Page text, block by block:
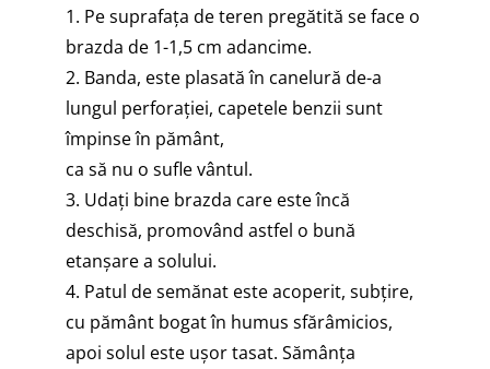
1. Pe suprafaţa de teren pregătită se face o
brazda de 1-1,5 cm adancime.
2. Banda, este plasată în canelură de-a
lungul perforației, capetele benzii sunt
împinse în pământ,
ca să nu o sufle vântul.
3. Udați bine brazda care este încă
deschisă, promovând astfel o bună
etanșare a solului.
4. Patul de semănat este acoperit, subțire,
cu pământ bogat în humus sfărâmicios,
apoi solul este ușor tasat. Sămânța